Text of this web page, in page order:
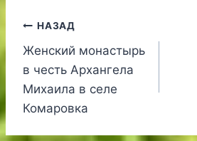
Навигация
по
записям
НАЗАД
Женский монастырь
в честь Архангела
Михаила в селе
Комаровка